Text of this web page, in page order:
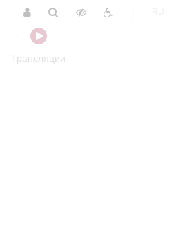
Трансляции